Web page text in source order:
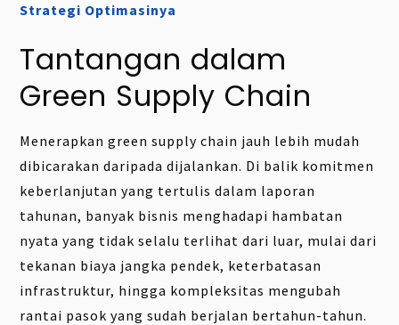
Strategi Optimasinya
Tantangan dalam
Green Supply Chain
Menerapkan green supply chain jauh lebih mudah
dibicarakan daripada dijalankan. Di balik komitmen
keberlanjutan yang tertulis dalam laporan
tahunan, banyak bisnis menghadapi hambatan
nyata yang tidak selalu terlihat dari luar, mulai dari
tekanan biaya jangka pendek, keterbatasan
infrastruktur, hingga kompleksitas mengubah
rantai pasok yang sudah berjalan bertahun-tahun.